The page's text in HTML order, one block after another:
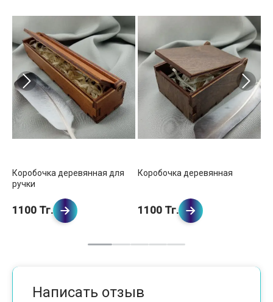
Коробочка деревянная для
ручки
1100 Тг.
Коробочка деревянная
1100 Тг.
Написать отзыв